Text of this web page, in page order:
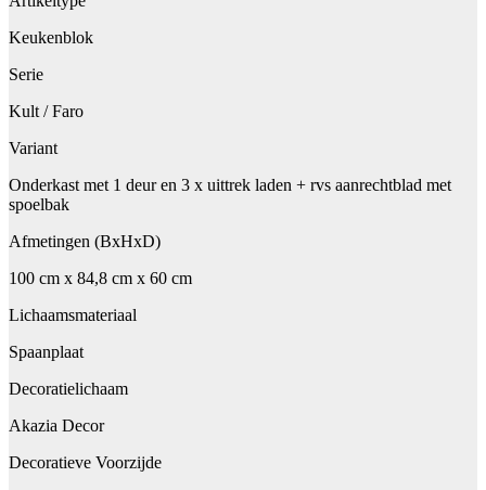
Keukenblok
Serie
Kult / Faro
Variant
Onderkast met 1 deur en 3 x uittrek laden + rvs aanrechtblad met
spoelbak
Afmetingen (BxHxD)
100 cm x 84,8 cm x 60 cm
Lichaamsmateriaal
Spaanplaat
Decoratielichaam
Akazia Decor
Decoratieve Voorzijde